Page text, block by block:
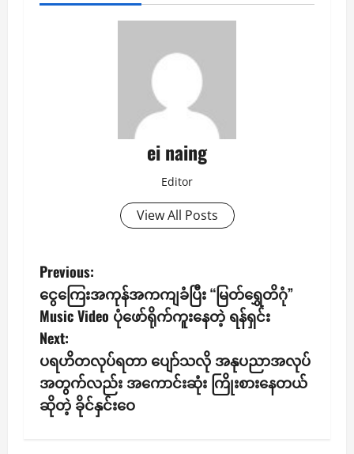
ei naing
Editor
View All Posts
P
o
s
t
n
Previous:
ငွေကြေးအကုန်အကကျခံပြီး “မြတ်ရွှေတိဂုံ”
Music Video ပုံဖော်ရိုက်ကူးနေတဲ့ ရန်ရှင်း
Next:
ပရဟိတလုပ်ရတာ ပျော်သလို အနုပညာအလုပ်
အတွက်လည်း အကောင်းဆုံး ကြိုးစား‌နေတယ်
ဆိုတဲ့ ခိုင်နှင်းဝေ